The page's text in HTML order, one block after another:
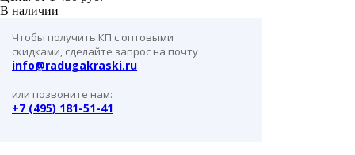
В наличии
Чтобы получить КП с оптовыми
скидками, сделайте запрос на почту
info@radugakraski.ru
или позвоните нам:
+7 (495) 181-51-41